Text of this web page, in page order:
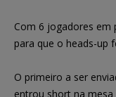
Com 6 jogadores em
para que o heads-up
O primeiro a ser
entrou short na